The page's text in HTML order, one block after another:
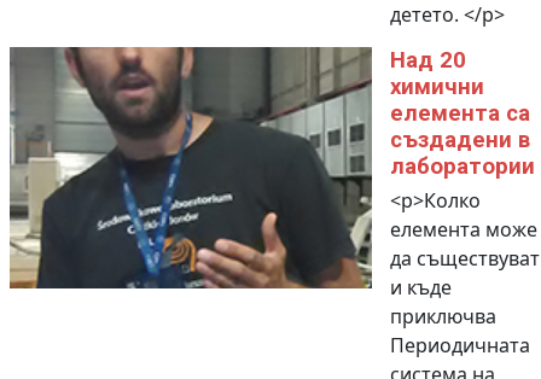
детето. </p>
Над 20
химични
елемента са
създадени в
лаборатории
<p>Колко
елемента може
да съществуват
и къде
приключва
Периодичната